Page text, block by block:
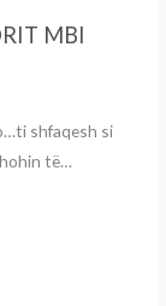
MBI
shfaqesh si
të…